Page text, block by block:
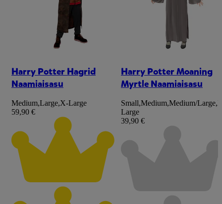
Harry Potter Hagrid
Naamiaisasu
Medium,Large,X-Large
59,90 €
Harry Potter Moaning
Myrtle Naamiaisasu
Small,Medium,Medium/Large,
Large
39,90 €